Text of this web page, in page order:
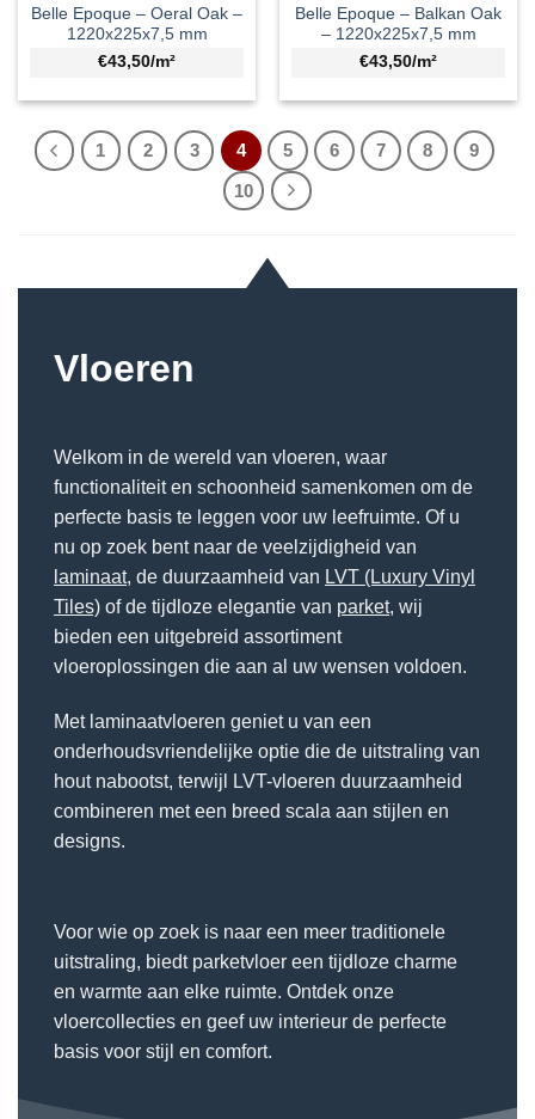
Belle Epoque – Oeral Oak –
1220x225x7,5 mm
€43,50/m²
Belle Epoque – Balkan Oak
– 1220x225x7,5 mm
€43,50/m²
1 2 3 4 5 6 7 8
9
10
Vloeren
Welkom in de wereld van vloeren, waar
functionaliteit en schoonheid samenkomen om de
perfecte basis te leggen voor uw leefruimte. Of u
nu op zoek bent naar de veelzijdigheid van
laminaat, de duurzaamheid van LVT (Luxury Vinyl
Tiles) of de tijdloze elegantie van parket, wij
bieden een uitgebreid assortiment
vloeroplossingen die aan al uw wensen voldoen.
Met laminaatvloeren geniet u van een
onderhoudsvriendelijke optie die de uitstraling van
hout nabootst, terwijl LVT-vloeren duurzaamheid
combineren met een breed scala aan stijlen en
designs.
Voor wie op zoek is naar een meer traditionele
uitstraling, biedt parketvloer een tijdloze charme
en warmte aan elke ruimte. Ontdek onze
vloercollecties en geef uw interieur de perfecte
basis voor stijl en comfort.